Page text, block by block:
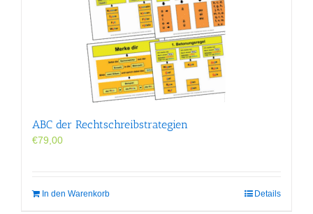
ABC der Rechtschreibstrategien
€79,00
In den Warenkorb Details